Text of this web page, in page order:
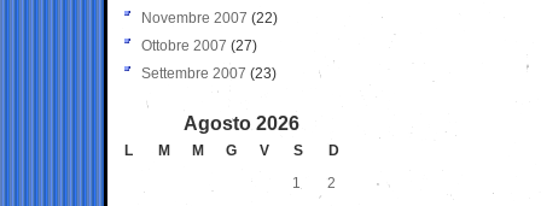
Novembre 2007 (22)
Ottobre 2007 (27)
Settembre 2007 (23)
Agosto 2026
L M M G V S
D
1
2